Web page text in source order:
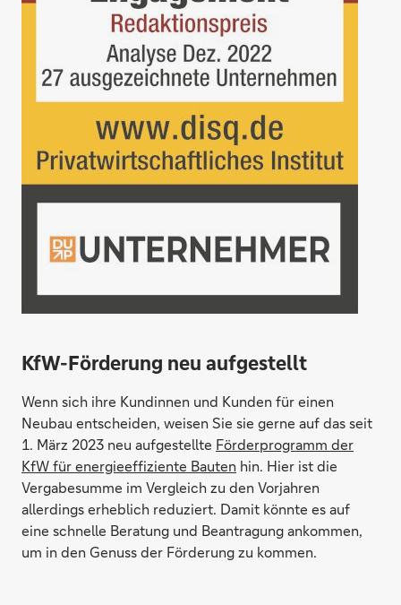
KfW-Förderung neu aufgestellt
Wenn sich ihre Kundinnen und Kunden für einen
Neubau entscheiden, weisen Sie sie gerne auf das seit
1. März 2023 neu aufgestellte Förderprogramm der
KfW für energieeffiziente Bauten hin. Hier ist die
Vergabesumme im Vergleich zu den Vorjahren
allerdings erheblich reduziert. Damit könnte es auf
eine schnelle Beratung und Beantragung ankommen,
um in den Genuss der Förderung zu kommen.